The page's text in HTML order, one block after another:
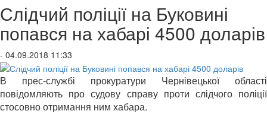
Слідчий поліції на Буковині
попався на хабарі 4500 доларів
- 04.09.2018 11:33
В прес-службі прокуратури Чернівецької області
повідомляють про судову справу проти слідчого поліції
стосовно отримання ним хабара.